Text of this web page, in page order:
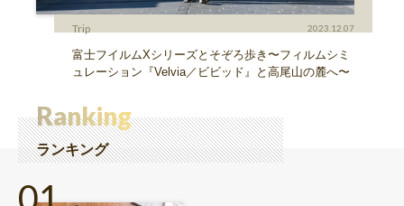
Trip 2023.12.07
富士フイルムXシリーズとそぞろ歩き〜フィルムシミ
ュレーション『Velvia／ビビッド』と高尾山の麓へ〜
Ranking
ランキング